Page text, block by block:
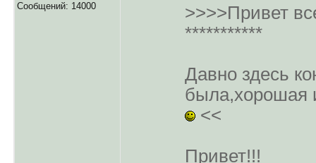
Сообщений: 14000
>>>>Привет
***********
Давно здесь
была,хорошая
<<
Привет!!!